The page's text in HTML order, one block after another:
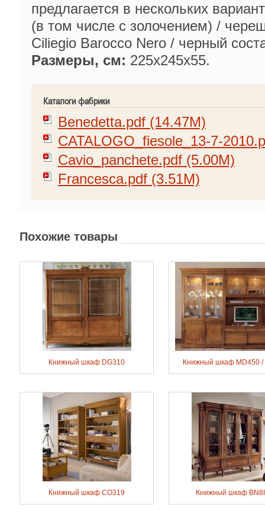
предлагается в нескольких
(в том числе с золочением) /
Ciliegio Barocco Nero / черный
Размеры, см: 225х245х55.
Каталоги фабрики
Benedetta.pdf (14.47M)
CATALOGO_fiesole_13-7-
Cavio_panchete.pdf (5.00M)
Francesca.pdf (3.51M)
Похожие товары
Книжный шкаф DG310 Книжный шкаф MD450 /
Книжный шкаф CO319 Книжный шкаф